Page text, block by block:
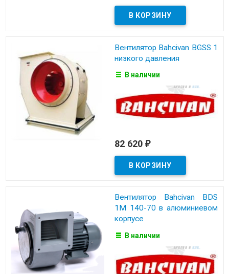
Вентилятор Bahcivan BGSS 1
низкого давления
В наличии
82 620 ₽
Вентилятор Bahcivan BDS
1M 140-70 в алюминиевом
корпусе
В наличии